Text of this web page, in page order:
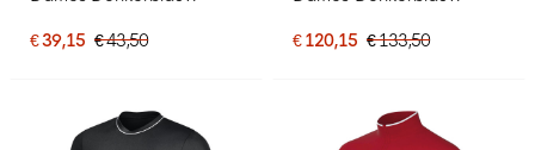
€ 39,15 € 43,50 € 120,15 € 133,50